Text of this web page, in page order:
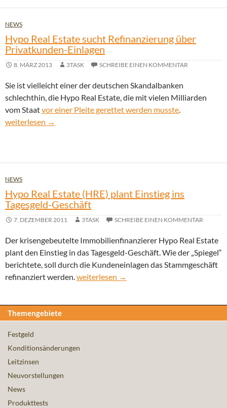
NEWS
Hypo Real Estate sucht Refinanzierung über
Privatkunden-Einlagen
8. MÄRZ 2013 3TASK SCHREIBE EINEN KOMMENTAR
Sie ist vielleicht einer der deutschen Skandalbanken
schlechthin, die Hypo Real Estate, die mit vielen Milliarden
vom Staatvor einer Pleite gerettet werden musste.
Hypo Real Estate sucht Refinanzierung über Privatkunden-
weiterlesen →
NEWS
Hypo Real Estate (HRE) plant Einstieg ins
Tagesgeld-Geschäft
7. DEZEMBER 2011 3TASK SCHREIBE EINEN KOMMENTAR
Der krisengebeutelte Immobilienfinanzierer Hypo Real Estate
plant den Einstieg in das Tagesgeld-Geschäft. Wie der „Spiegel“
berichtete, soll durch die Kundeneinlagen das Stammgeschäft
refinanziert werden.Hypo Real Estate (HRE) plant Einstieg ins
weiterlesen →
Themengebiete
Festgeld
Konditionsänderungen
Leitzinsen
Neuvorstellungen
News
Produkttests